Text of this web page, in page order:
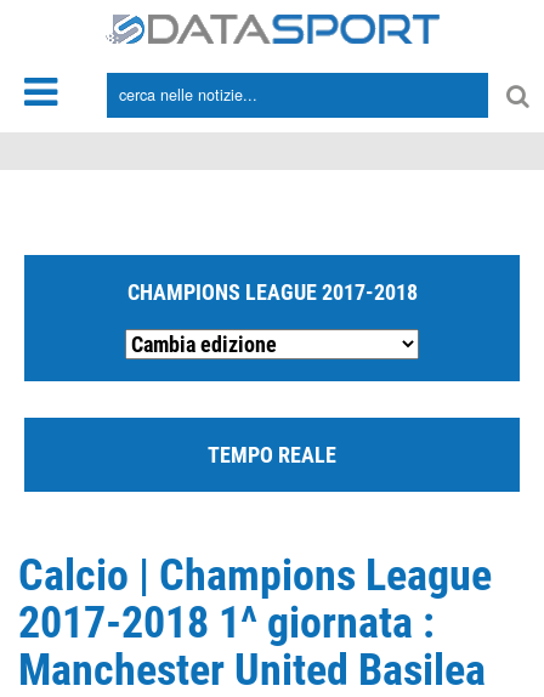
CHAMPIONS LEAGUE 2017-2018
TEMPO REALE
Calcio | Champions League
2017-2018 1^ giornata :
Manchester United Basilea